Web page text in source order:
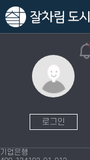
로그인
기업은행